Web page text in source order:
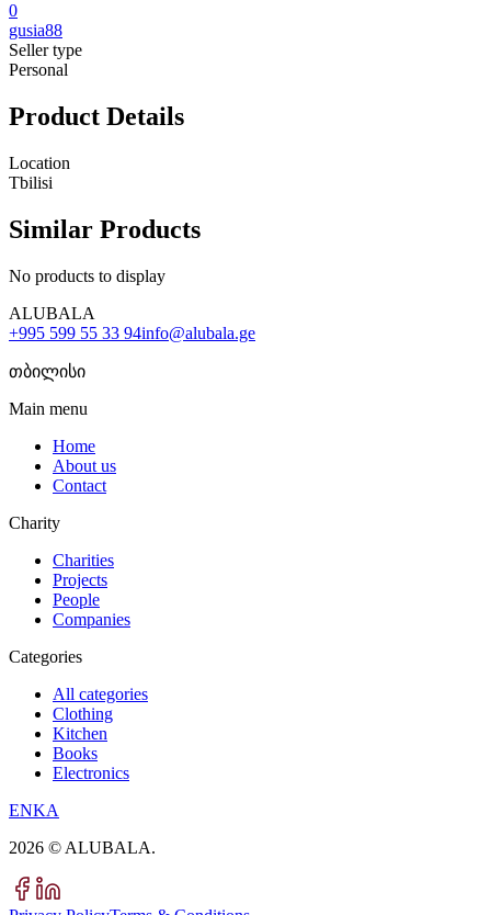
0
gusia88
Seller type
Personal
Product Details
Location
Tbilisi
Similar Products
No products to display
ALUBALA
+995 599 55 33 94info@alubala.ge
თბილისი
Main menu
Home
About us
Contact
Charity
Charities
Projects
People
Companies
Categories
All categories
Clothing
Kitchen
Books
Electronics
ENKA
2026 © ALUBALA.